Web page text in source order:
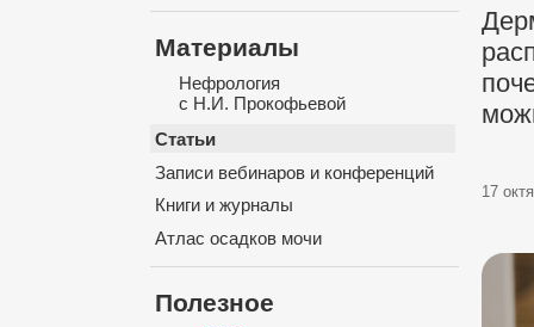
Материалы
Нефрология
с Н.И. Прокофьевой
Статьи
Записи вебинаров и конференций
Книги и журналы
Атлас осадков мочи
Полезное
17